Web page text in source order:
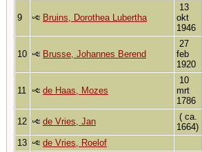
9 Bruins, Dorothea Lubertha
13
okt
1946
10 Brusse, Johannes Berend
27
feb
1920
11 de Haas, Mozes
10
mrt
1786
12 de Vries, Jan
( ca.
1664)
13 de Vries, Roelof